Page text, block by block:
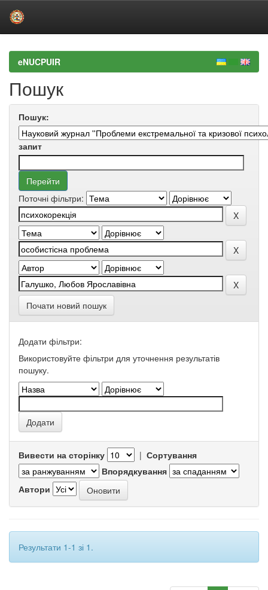
navigationeNUCPUIR
Пошук
Пошук:
запит
Поточні фільтри:
Почати новий пошук
Додати фільтри:
Використовуйте фільтри для уточнення результатів
пошуку.
Вивести на сторінку | Сортування
Впорядкування
Автори
Результати 1-1 зі 1.